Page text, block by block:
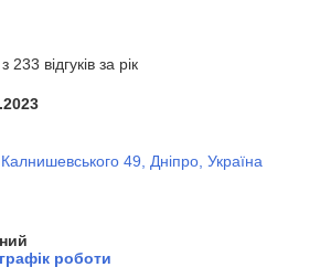
відгуків за рік
49, Дніпро, Україна
роботи